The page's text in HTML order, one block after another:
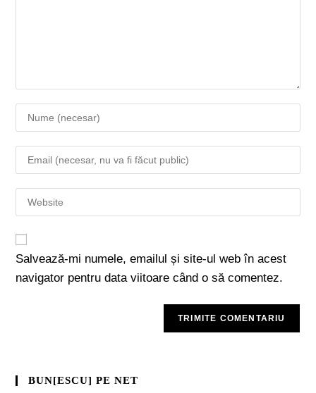
Salvează-mi numele, emailul și site-ul web în acest
navigator pentru data viitoare când o să comentez.
BUN[ESCU] PE NET